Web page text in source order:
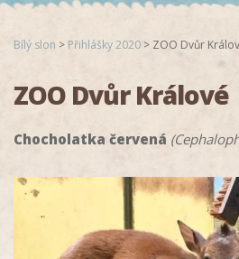
Bílý slon > Přihlášky 2020 > ZOO Dvůr
ZOO Dvůr Králové
Chocholatka červená